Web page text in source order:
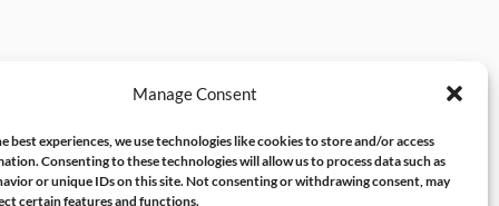
Manage Consent
best experiences, we use technologies like cookies to store and/or access
Consenting to these technologies will allow us to process data such as
or unique IDs on this site. Not consenting or withdrawing consent, may
certain features and functions.
μου